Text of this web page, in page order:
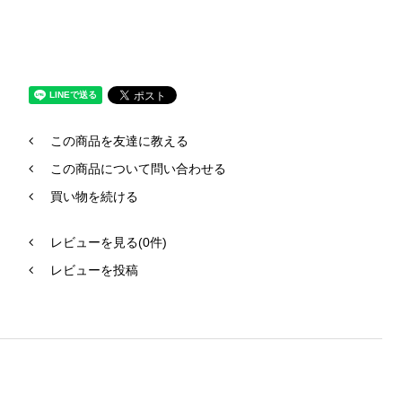
この商品を友達に教える
この商品について問い合わせる
買い物を続ける
レビューを見る(0件)
レビューを投稿